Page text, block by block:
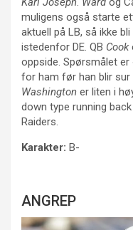
muligens også starte
aktuell på LB, så ikke
istedenfor DE. QB Cook
oppside. Spørsmålet
for ham før han blir sur
Washington er liten i
down type running
Raiders.
Karakter: B-
ANGREP